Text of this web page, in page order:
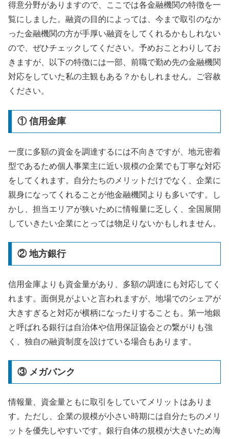
得意分野がありますので、ここでは各金融機関の特徴を一
覧にしました。融資の目的によっては、今まで取引のなか
った金融機関の方が手厚い融資をしてくれるかもしれない
ので、ぜひチェックしてください。予めおことわりしてお
きますが、以下の特徴には一部、前職で勤め先の金融機関
対応をしていた私の主観もある？かもしれません。ご容赦
ください。
① 信用金庫
一度に多額の資金を調達するには不向きですが、地元密着
型であるため個人事業主に近い規模の企業でも丁寧な対応
をしてくれます。自分たちのメリットだけでなく、企業に
親身になってくれることが他金融機関よりも多いです。し
かし、担当エリアが狭いために情報量に乏しく、全国展開
していきたい企業にとっては物足りないかもしれません。
② 地方銀行
信用金庫よりも資金量があり、多額の調達にも対応してく
れます。面倒見がよいと言われますが、地場でのシェアが
大きすぎると対応が横柄になったりすることも。第一地銀
と呼ばれる銀行は自治体や信用保証協会との繋がりも強
く、独自の融資制度を設けている場合もあります。
③ メガバンク
情報量、資金量ともに取引をしていてメリットはありま
す。ただし、企業の規模が小さい時期には自分たちのメリ
ットを優先しやすいです。銀行自体の規模が大きいため海